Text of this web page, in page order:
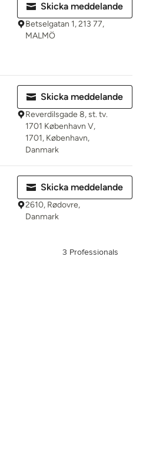
Skicka meddelande
Betselgatan 1, 213 77,
MALMÖ
Skicka meddelande
Reverdilsgade 8, st. tv.
1701 København V,
1701, København,
Danmark
Skicka meddelande
2610, Rødovre,
Danmark
3 Professionals